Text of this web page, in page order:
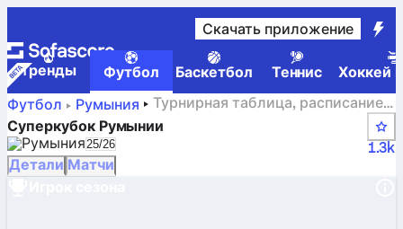
Скачать приложение
Tренды Футбол Баскетбол Теннис
Хоккей
Футбол
Румыния
Турнирная таблица, расписание,
результаты и статистика Суперкубок Румынии
Суперкубок Румынии
РумынияSelect season in unique tournament header
25/26
1.3k
Детали Матчи